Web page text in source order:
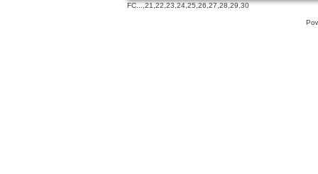
FC...,21,22,23,24,25,26,27,28,29,30